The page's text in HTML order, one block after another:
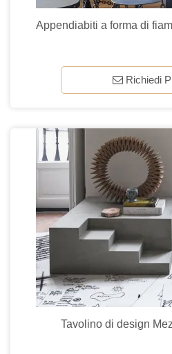
Appendiabiti a forma di
Richiedi
Tavolino di design